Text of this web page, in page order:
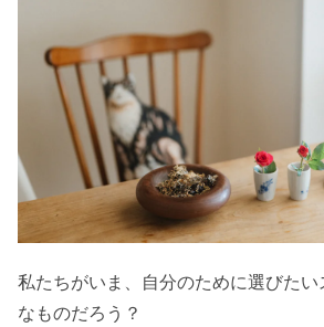
私たちがいま、自分のために選びた
なものだろう？